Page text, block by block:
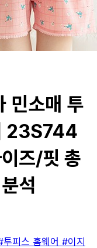
민소매 투
23S744
즈/핏 총
석
투피스 홈웨어 #이지